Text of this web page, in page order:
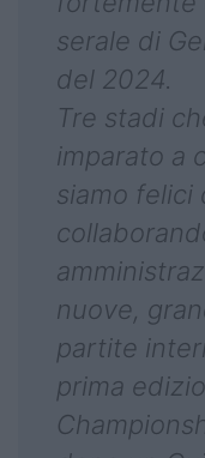
serale di
del 2024.
Tre stadi
imparato a
siamo felici
nuove,
partite
prima